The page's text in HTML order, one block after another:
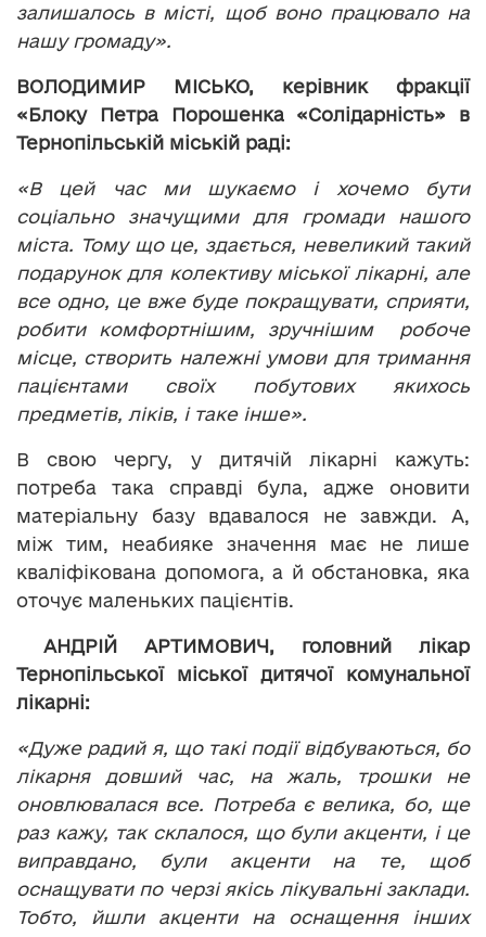
залишалось в місті, щоб воно працювало на
нашу громаду».
ВОЛОДИМИР МІСЬКО, керівник фракції
«Блоку Петра Порошенка «Солідарність» в
Тернопільській міській раді:
«В цей час ми шукаємо і хочемо бути
соціально значущими для громади нашого
міста. Тому що це, здається, невеликий такий
подарунок для колективу міської лікарні, але
все одно, це вже буде покращувати, сприяти,
робити комфортнішим, зручнішим робоче
місце, створить належні умови для тримання
пацієнтами своїх побутових якихось
предметів, ліків, і таке інше».
В свою чергу, у дитячій лікарні кажуть:
потреба така справді була, адже оновити
матеріальну базу вдавалося не завжди. А,
між тим, неабияке значення має не лише
кваліфікована допомога, а й обстановка, яка
оточує маленьких пацієнтів.
АНДРІЙ АРТИМОВИЧ, головний лікар
Тернопільської міської дитячої комунальної
лікарні:
«Дуже радий я, що такі події відбуваються, бо
лікарня довший час, на жаль, трошки не
оновлювалася все. Потреба є велика, бо, ще
раз кажу, так склалося, що були акценти, і це
виправдано, були акценти на те, щоб
оснащувати по черзі якісь лікувальні заклади.
Тобто, йшли акценти на оснащення інших